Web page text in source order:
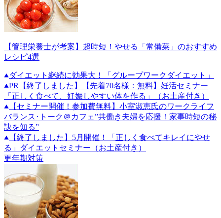
【管理栄養士が考案】超時短！やせる「常備菜」のおすすめ
レシピ4選
ダイエット継続に効果大！「グループワークダイエット」
PR
【終了しました】【先着70名様：無料】妊活セミナー
「正しく食べて、妊娠しやすい体を作る」（お土産付き）
【セミナー開催！参加費無料】小室淑恵氏のワークライフ
バランス･トーク＠カフェ”共働き夫婦を応援！家事時短の秘
訣を知る”
【終了しました】5月開催！「正しく食べてキレイにやせ
る」ダイエットセミナー（お土産付き）
更年期対策